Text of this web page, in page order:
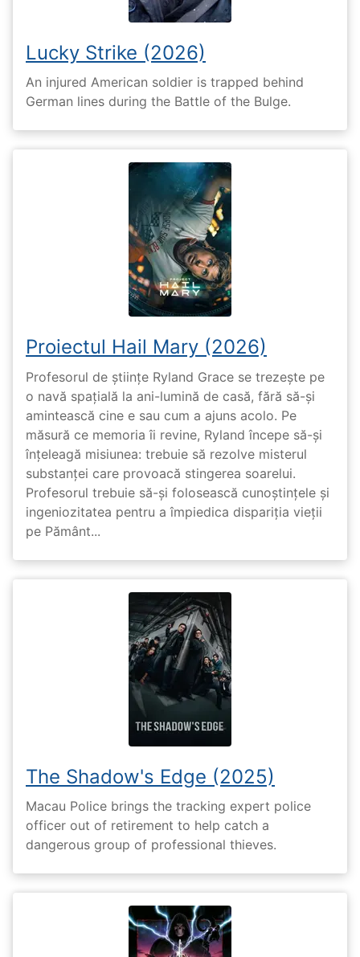
Lucky Strike (2026)
An injured American soldier is trapped behind
German lines during the Battle of the Bulge.
Proiectul Hail Mary (2026)
Profesorul de științe Ryland Grace se trezește pe
o navă spațială la ani-lumină de casă, fără să-și
amintească cine e sau cum a ajuns acolo. Pe
măsură ce memoria îi revine, Ryland începe să-și
înțeleagă misiunea: trebuie să rezolve misterul
substanței care provoacă stingerea soarelui.
Profesorul trebuie să-și folosească cunoștințele și
ingeniozitatea pentru a împiedica dispariția vieții
pe Pământ...
The Shadow's Edge (2025)
Macau Police brings the tracking expert police
officer out of retirement to help catch a
dangerous group of professional thieves.